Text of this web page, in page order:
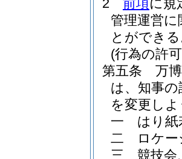
2
前項に規
管理運営
とができ
(行為の許
第五条
万
は、知事
を変更し
一
はり
二
ロケ
三
競技会